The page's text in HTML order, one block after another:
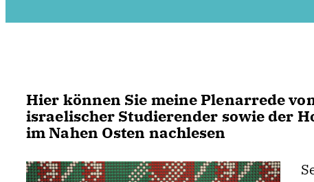
Hier können Sie meine Plenarrede
israelischer Studierender sowie der
im Nahen Osten nachlesen